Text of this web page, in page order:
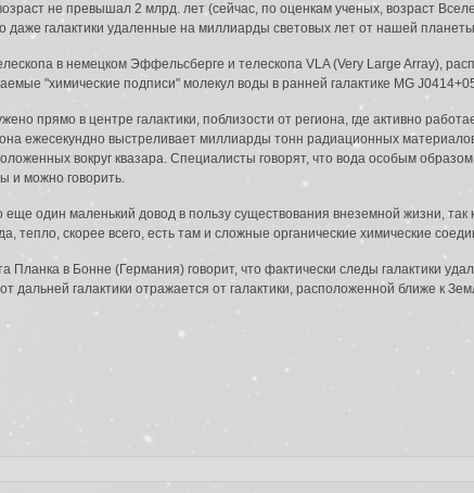
не превышал 2 млрд. лет (сейчас, по оценкам ученых, возраст
даже галактики удаленные на миллиарды световых лет от нашей
в немецком Эффельсберге и телескопа VLA (Very Large Array),
"химические подписи" молекул воды в ранней галактике MG
прямо в центре галактики, поблизости от региона, где активно
ежесекундно выстреливает миллиарды тонн радиационных
вокруг квазара. Специалисты говорят, что вода особым
и можно говорить.
еще один маленький довод в пользу существования внеземной жизни, так
тепло, скорее всего, есть там и сложные органические химические
Планка в Бонне (Германия) говорит, что фактически следы галактики
дальней галактики отражается от галактики, расположенной ближе к
почты. Инструкция по сбросу пароля будет немедленно